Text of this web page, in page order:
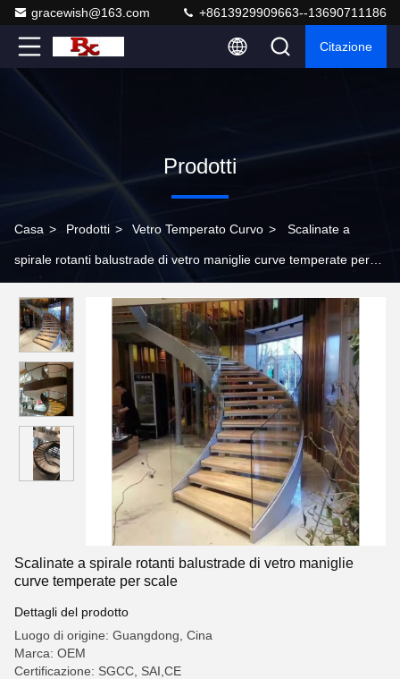
gracewish@163.com +8613929909663--13690711186
Citazione
Prodotti
Casa > Prodotti > Vetro Temperato Curvo > Scalinate a
spirale rotanti balustrade di vetro maniglie curve temperate per
Scalinate a spirale rotanti balustrade di vetro maniglie
curve temperate per scale
Dettagli del prodotto
Luogo di origine: Guangdong, Cina
Marca: OEM
Certificazione: SGCC, SAI,CE